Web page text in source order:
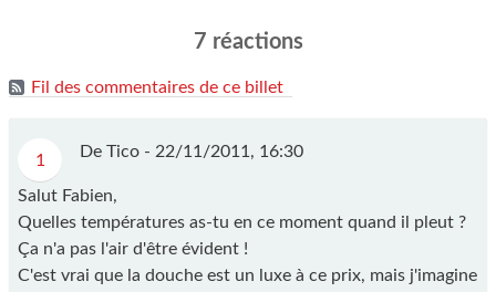
7 réactions
Fil des commentaires de ce billet
1 De Tico - 22/11/2011, 16:30
Salut Fabien,
Quelles températures as-tu en ce moment quand il pleut ?
Ça n'a pas l'air d'être évident !
C'est vrai que la douche est un luxe à ce prix, mais j'imagine